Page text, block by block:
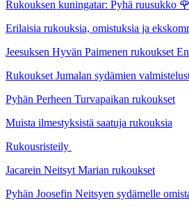
Rukouksen kuningatar: Pyhä ruusukko 🌹
Erilaisia rukouksia, omistuksia ja
Jeesuksen Hyvän Paimenen rukoukset
Rukoukset Jumalan sydämien
Pyhän Perheen Turvapaikan rukoukset
Muista ilmestyksistä saatuja rukouksia
Rukousristeily
Jacarein Neitsyt Marian rukoukset
Pyhän Joosefin Neitsyen sydämelle